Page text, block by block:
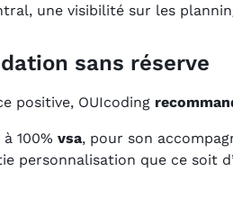
une visibilité sur les
sans réserve
positive, OUIcoding
100% vsa, pour son
personnalisation que ce soit